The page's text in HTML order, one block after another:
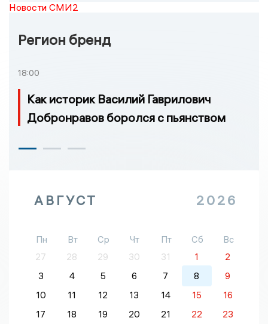
Новости СМИ2
Регион бренд
18:00
Как историк Василий Гаврилович
Добронравов боролся с пьянством
АВГУСТ 2026
Пн Вт Ср Чт Пт Сб
Вс
27
28 29 30 31 1
2
3
4 5 6 7 8
9
10
11 12 13 14 15
16
17
18 19 20 21 22 23